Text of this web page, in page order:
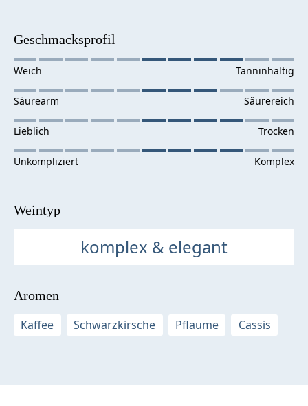
Geschmacksprofil
Weintyp
komplex & elegant
Aromen
Kaffee
Schwarzkirsche Pflaume Cassis